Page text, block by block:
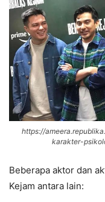
https://
karakter-
Beberapa aktor dan
Kejam antara lain: